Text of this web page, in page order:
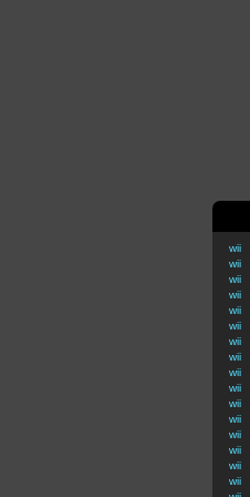
wii
wii
wii
wii
wii
wii
wii
wii
wii
wii
wii
wii
wii
wii
wii
wii